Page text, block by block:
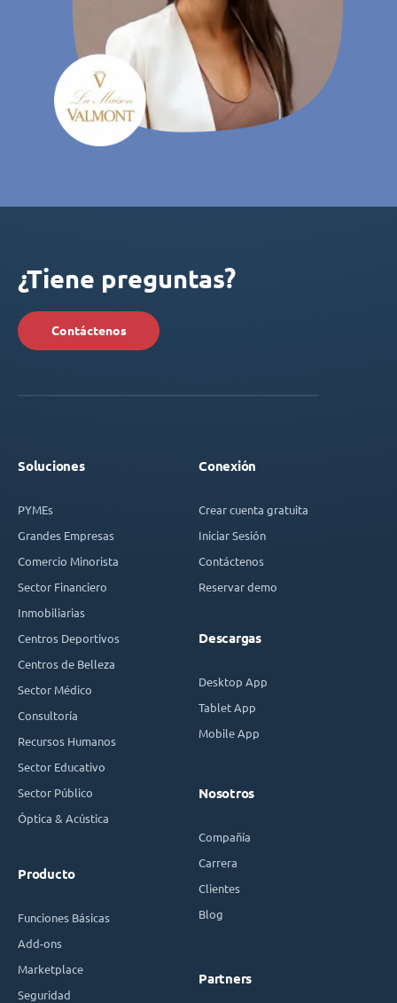
¿Tiene preguntas?
Contáctenos
Soluciones
PYMEs
Grandes Empresas
Comercio Minorista
Sector Financiero
Inmobiliarias
Centros Deportivos
Centros de Belleza
Sector Médico
Consultoría
Recursos Humanos
Sector Educativo
Sector Público
Óptica & Acústica
Producto
Funciones Básicas
Add-ons
Marketplace
Seguridad
Conexión
Crear cuenta gratuita
Iniciar Sesión
Contáctenos
Reservar demo
Descargas
Desktop App
Tablet App
Mobile App
Nosotros
Compañía
Carrera
Clientes
Blog
Partners